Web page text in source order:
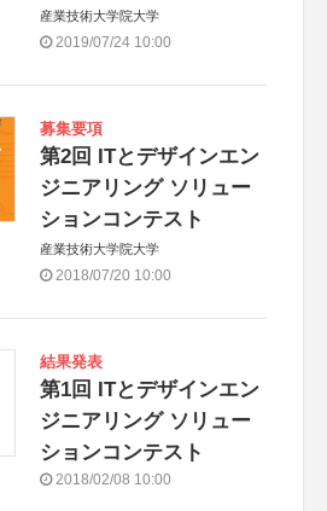
産業技術大学院大学
2019/07/24 10:00
募集要項
第2回 ITとデザインエン
ジニアリング ソリュー
ションコンテスト
産業技術大学院大学
2018/07/20 10:00
結果発表
第1回 ITとデザインエン
ジニアリング ソリュー
ションコンテスト
2018/02/08 10:00